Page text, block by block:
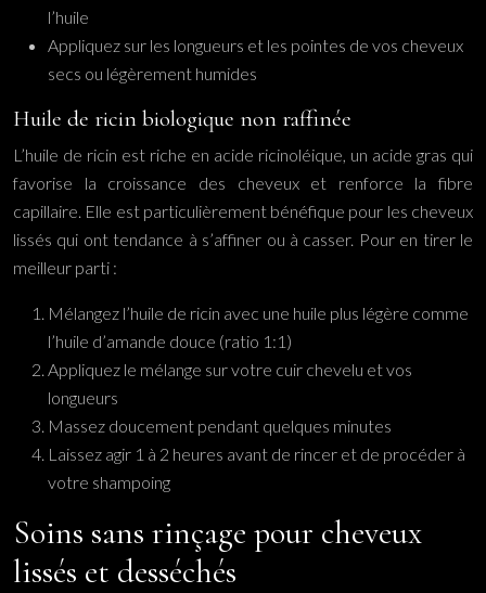
l’huile
Appliquez sur les longueurs et les pointes de vos cheveux
secs ou légèrement humides
Huile de ricin biologique non raffinée
L’huile de ricin est riche en acide ricinoléique, un acide gras qui
favorise la croissance des cheveux et renforce la fibre
capillaire. Elle est particulièrement bénéfique pour les cheveux
lissés qui ont tendance à s’affiner ou à casser. Pour en tirer le
meilleur parti :
Mélangez l’huile de ricin avec une huile plus légère comme
l’huile d’amande douce (ratio 1:1)
Appliquez le mélange sur votre cuir chevelu et vos
longueurs
Massez doucement pendant quelques minutes
Laissez agir 1 à 2 heures avant de rincer et de procéder à
votre shampoing
Soins sans rinçage pour cheveux
lissés et desséchés